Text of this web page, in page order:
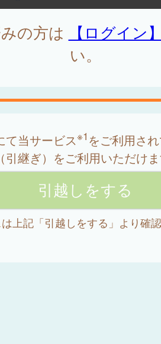
の方は
【ログイン
い。
て当サービス※1 をご利用さ
引継ぎ）をご利用いただけ
上記「引越しをする」より確